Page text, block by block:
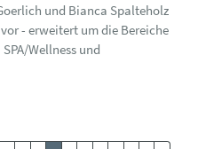
und Bianca Spalteholz
- erweitert um die Bereiche
Wellness und